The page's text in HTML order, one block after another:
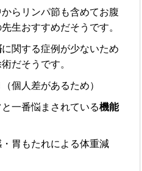
らリンパ節も含めてお腹
生おすすめだそうです。
に関する症例が少ないため
だそうです。
（個人差があるため）
一番悩まされている機能
胃もたれによる体重減